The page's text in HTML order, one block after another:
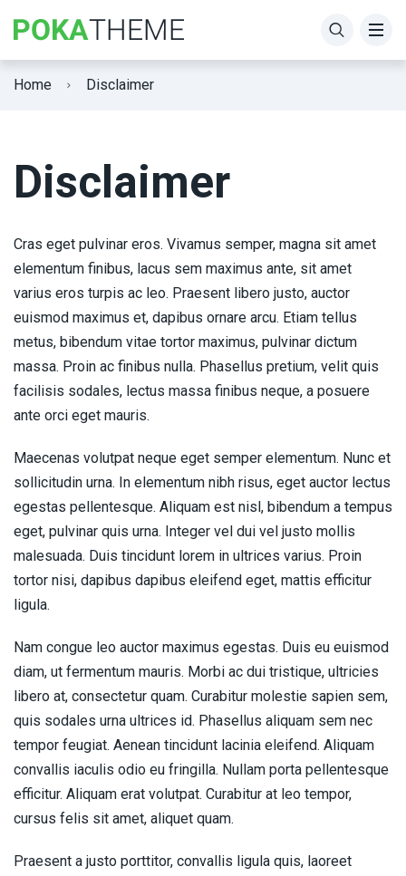
Home Disclaimer
Disclaimer
Cras eget pulvinar eros. Vivamus semper, magna sit amet
elementum finibus, lacus sem maximus ante, sit amet
varius eros turpis ac leo. Praesent libero justo, auctor
euismod maximus et, dapibus ornare arcu. Etiam tellus
metus, bibendum vitae tortor maximus, pulvinar dictum
massa. Proin ac finibus nulla. Phasellus pretium, velit quis
facilisis sodales, lectus massa finibus neque, a posuere
ante orci eget mauris.
Maecenas volutpat neque eget semper elementum. Nunc et
sollicitudin urna. In elementum nibh risus, eget auctor lectus
egestas pellentesque. Aliquam est nisl, bibendum a tempus
eget, pulvinar quis urna. Integer vel dui vel justo mollis
malesuada. Duis tincidunt lorem in ultrices varius. Proin
tortor nisi, dapibus dapibus eleifend eget, mattis efficitur
ligula.
Nam congue leo auctor maximus egestas. Duis eu euismod
diam, ut fermentum mauris. Morbi ac dui tristique, ultricies
libero at, consectetur quam. Curabitur molestie sapien sem,
quis sodales urna ultrices id. Phasellus aliquam sem nec
tempor feugiat. Aenean tincidunt lacinia eleifend. Aliquam
convallis iaculis odio eu fringilla. Nullam porta pellentesque
efficitur. Aliquam erat volutpat. Curabitur at leo tempor,
cursus felis sit amet, aliquet quam.
Praesent a justo porttitor, convallis ligula quis, laoreet